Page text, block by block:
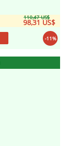
110,47 US$
98,31 US$
-11%